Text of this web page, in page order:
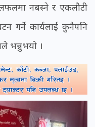
नबस्ने र एकलौटी
गर्ने कार्यलाई कुनैपनि
भन्नुभयो ।